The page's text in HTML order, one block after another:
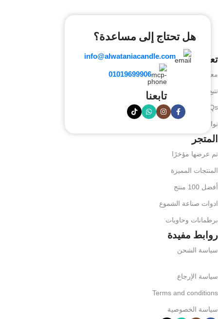
هل تحتاج إلى مساعدة؟
info@alwataniacandle.com
01019699906
تابعنا
تعرف علينا
معلومات عنا
تتبع الطلب
FAQs
تواصل معنا
المتجر
تم عرضها مؤخرًا
المنتجات المميزة
أفضل 100 منتج
ادوات صناعة الشموع
برطمانات وحاويات
روابط مفيدة
سياسة الشحن
سياسة الإرجاع
Terms and conditions
سياسة الخصوصية